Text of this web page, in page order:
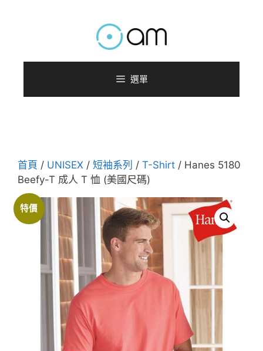
選單
首頁 / UNISEX / 短袖系列 / T-Shirt / Hanes 5180
Beefy-T 成人 T 恤 (美國尺碼)
特價